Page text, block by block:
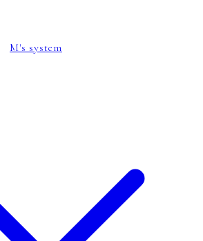
M's system